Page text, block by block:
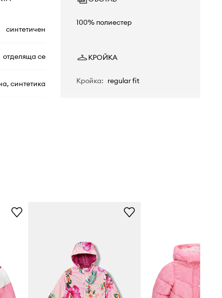
синтетичен
отделяща се
синтетика
100% полиестер
КРОЙКА
Кройка: regular fit